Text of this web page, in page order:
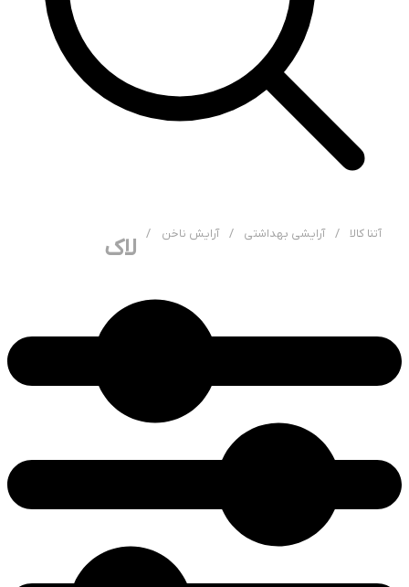
آتنا کالا / آرایشی بهداشتی / آرایش ناخن /
لاک